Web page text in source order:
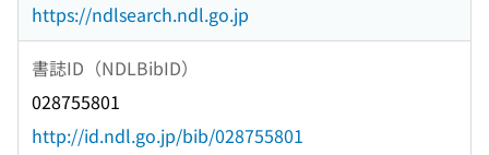
https://ndlsearch.ndl.go.jp
書誌ID（NDLBibID）
028755801
http://id.ndl.go.jp/bib/028755801